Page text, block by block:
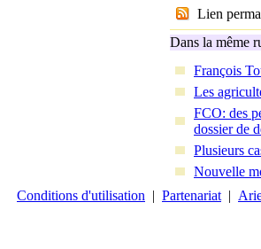
Lien
Dans la même
François
Les
FCO: des
dossier de
Plusieurs
Nouvelle
Conditions d'utilisation | Partenariat |